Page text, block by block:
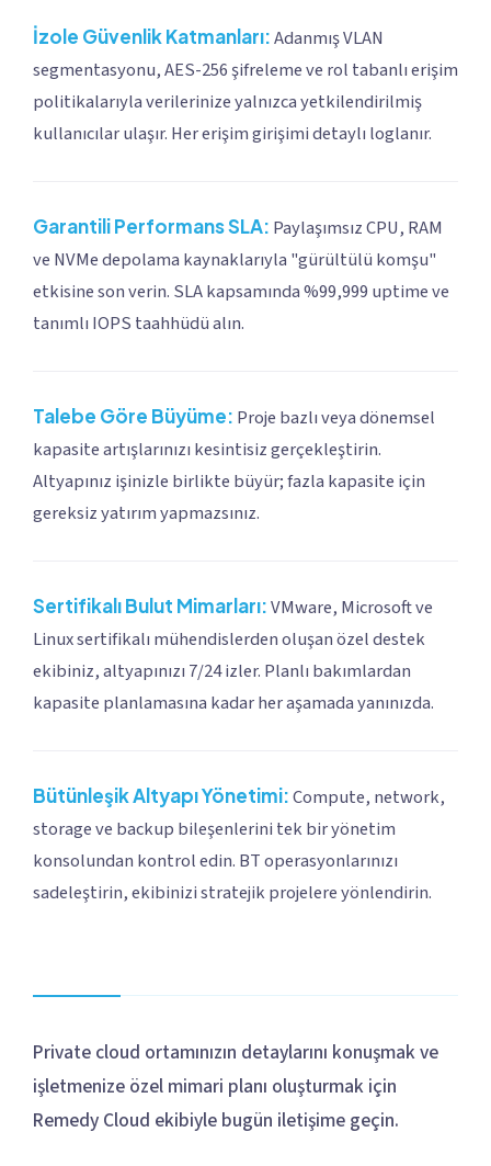
İzole Güvenlik Katmanları:Adanmış VLAN
segmentasyonu, AES-256 şifreleme ve rol tabanlı erişim
politikalarıyla verilerinize yalnızca yetkilendirilmiş
kullanıcılar ulaşır. Her erişim girişimi detaylı loglanır.
Garantili Performans SLA: Paylaşımsız CPU, RAM
ve NVMe depolama kaynaklarıyla "gürültülü komşu"
etkisine son verin. SLA kapsamında %99,999 uptime ve
tanımlı IOPS taahhüdü alın.
Talebe Göre Büyüme: Proje bazlı veya dönemsel
kapasite artışlarınızı kesintisiz gerçekleştirin.
Altyapınız işinizle birlikte büyür; fazla kapasite için
gereksiz yatırım yapmazsınız.
Sertifikalı Bulut Mimarları:VMware, Microsoft ve
Linux sertifikalı mühendislerden oluşan özel destek
ekibiniz, altyapınızı 7/24 izler. Planlı bakımlardan
kapasite planlamasına kadar her aşamada yanınızda.
Bütünleşik Altyapı Yönetimi:Compute, network,
storage ve backup bileşenlerini tek bir yönetim
konsolundan kontrol edin. BT operasyonlarınızı
sadeleştirin, ekibinizi stratejik projelere yönlendirin.
Private cloud ortamınızın detaylarını konuşmak ve
işletmenize özel mimari planı oluşturmak için
Remedy Cloud ekibiyle bugün iletişime geçin.